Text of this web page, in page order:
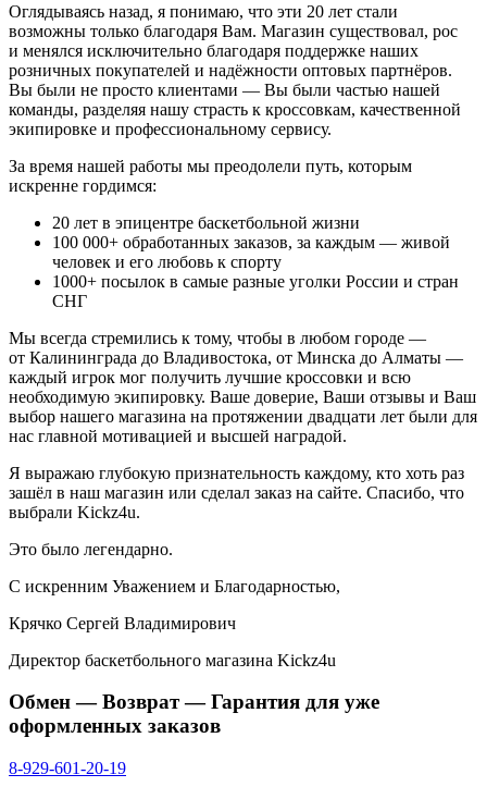
Оглядываясь назад, я понимаю, что эти 20 лет стали
возможны только благодаря Вам. Магазин существовал, рос
и менялся исключительно благодаря поддержке наших
розничных покупателей и надёжности оптовых партнёров.
Вы были не просто клиентами — Вы были частью нашей
команды, разделяя нашу страсть к кроссовкам, качественной
экипировке и профессиональному сервису.
За время нашей работы мы преодолели путь, которым
искренне гордимся:
20 лет в эпицентре баскетбольной жизни
100 000+ обработанных заказов, за каждым — живой
человек и его любовь к спорту
1000+ посылок в самые разные уголки России и стран
СНГ
Мы всегда стремились к тому, чтобы в любом городе —
от Калининграда до Владивостока, от Минска до Алматы —
каждый игрок мог получить лучшие кроссовки и всю
необходимую экипировку. Ваше доверие, Ваши отзывы и Ваш
выбор нашего магазина на протяжении двадцати лет были для
нас главной мотивацией и высшей наградой.
Я выражаю глубокую признательность каждому, кто хоть раз
зашёл в наш магазин или сделал заказ на сайте. Спасибо, что
выбрали Kickz4u.
Это было легендарно.
С искренним Уважением и Благодарностью,
Крячко Сергей Владимирович
Директор баскетбольного магазина Kickz4u
Обмен — Возврат — Гарантия для уже
оформленных заказов
8-929-601-20-19